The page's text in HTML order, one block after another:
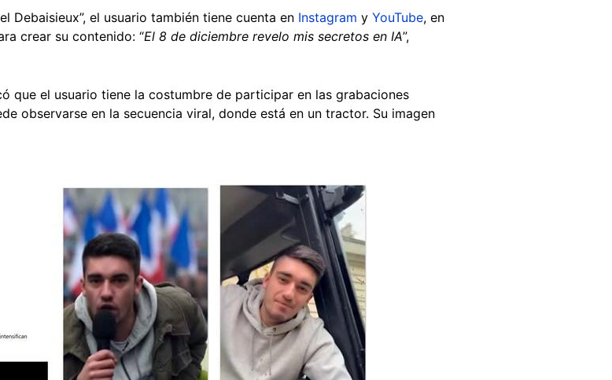
Debaisieux”, el usuario también tiene cuenta en Instagram y YouTube, en
crear su contenido: “El 8 de diciembre revelo mis secretos en IA”,
que el usuario tiene la costumbre de participar en las grabaciones
observarse en la secuencia viral, donde está en un tractor. Su imagen